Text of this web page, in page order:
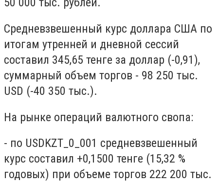
Средневзвешенный курс доллара США по
итогам утренней и дневной сессий
составил 345,65 тенге за доллар (-0,91),
суммарный объем торгов - 98 250 тыс.
USD (-40 350 тыс.).
На рынке операций валютного свопа:
- по USDKZT_0_001 средневзвешенный
курс составил +0,1500 тенге (15,32 %
годовых) при объеме торгов 222 200 тыс.